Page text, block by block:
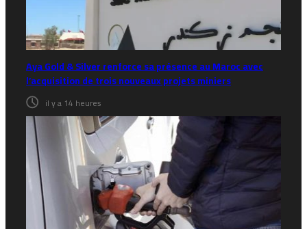
Aya Gold & Silver renforce sa présence au Maroc avec
l’acquisition de trois nouveaux projets miniers
il y a 14 heures